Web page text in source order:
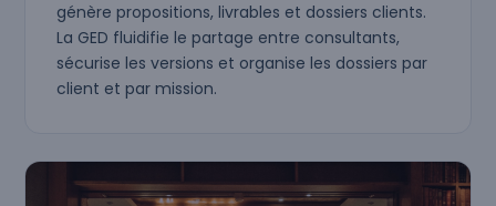
génère propositions, livrables et dossiers clients.
La GED fluidifie le partage entre consultants,
sécurise les versions et organise les dossiers par
client et par mission.